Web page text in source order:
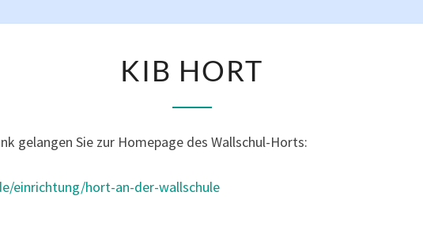
HORT
KIB HORT
gelangen Sie zur Homepage des Wallschul-Horts:
einrichtung/hort-an-der-wallschule